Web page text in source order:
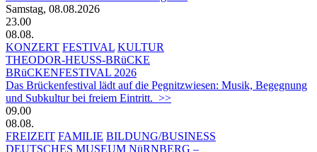
Samstag, 08.08.2026
23.00
08.08.
KONZERT FESTIVAL KULTUR
THEODOR-HEUSS-BRüCKE
BRüCKENFESTIVAL 2026
Das Brückenfestival lädt auf die Pegnitzwiesen: Musik, Begegnung
und Subkultur bei freiem Eintritt. >>
09.00
08.08.
FREIZEIT FAMILIE BILDUNG/BUSINESS
DEUTSCHES MUSEUM NüRNBERG –